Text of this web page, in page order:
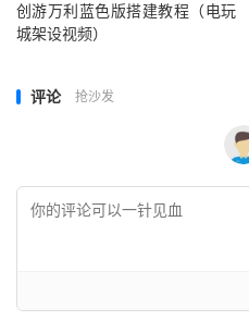
创游万利蓝色版搭建教程（电玩
城架设视频）
评论 抢沙发